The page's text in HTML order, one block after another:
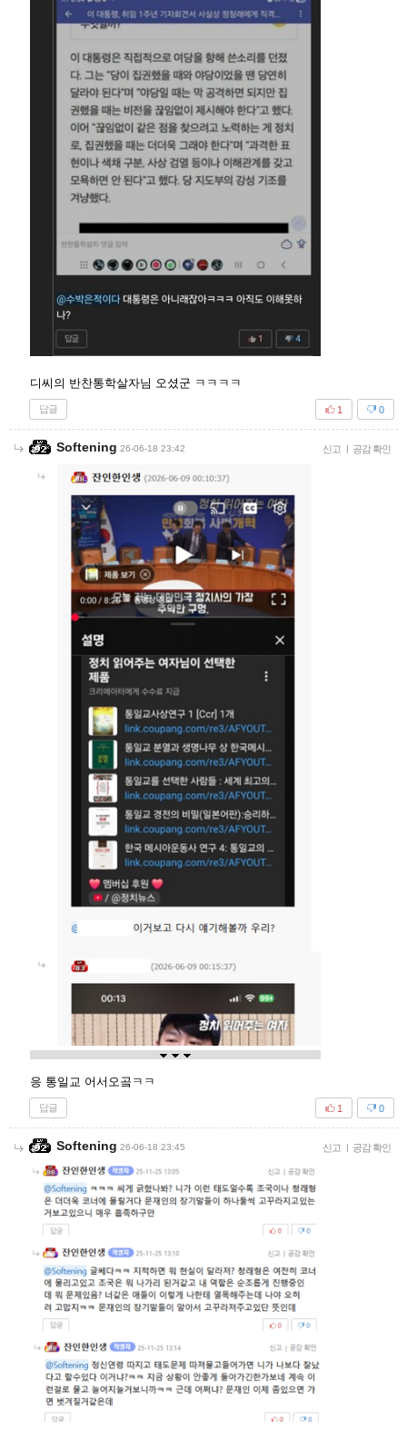
디씨의 반찬통학살자님 오셨군 ㅋㅋㅋㅋ
답글 0
1
Softening 26-06-18 23:42 신고 공감 확인
응 통일교 어서오곸ㅋㅋ
답글 0
1
Softening 26-06-18 23:45 신고 공감 확인